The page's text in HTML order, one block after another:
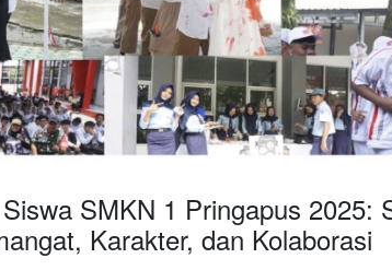
SMKN 1 Pringapus 2025:
Karakter, dan Kolaborasi